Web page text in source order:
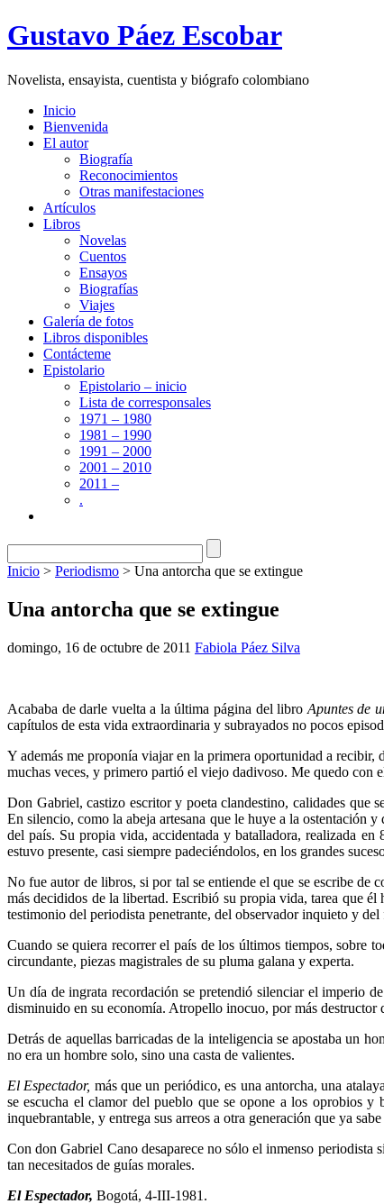
Gustavo Páez Escobar
Novelista, ensayista, cuentista y biógrafo colombiano
Inicio
Bienvenida
El autor
Biografía
Reconocimientos
Otras manifestaciones
Artículos
Libros
Novelas
Cuentos
Ensayos
Biografías
Viajes
Galería de fotos
Libros disponibles
Contácteme
Epistolario
Epistolario – inicio
Lista de corresponsales
1971 – 1980
1981 – 1990
1991 – 2000
2001 – 2010
2011 –
.
Inicio > Periodismo > Una antorcha que se extingue
Una antorcha que se extingue
domingo, 16 de octubre de 2011 Fabiola Páez Silva
Acababa de darle vuelta a la última página del libro Apuntes de
capítulos de esta vida extraordinaria y subrayados no pocos
Y además me proponía viajar en la primera oportunidad a
muchas veces, y primero partió el viejo dadi­voso. Me quedo con
Don Gabriel, castizo escritor y poeta clandestino, calidades que
En silencio, como la abeja artesana que le huye a la ostentación
del país. Su propia vida, accidentada y batalladora, realizada
estuvo presente, casi siempre padeciéndo­los, en los grandes
No fue autor de libros, si por tal se entiende el que se escribe de
más decididos de la libertad. Escribió su propia vida, tarea que
tes­timonio del periodista penetrante, del observador inquieto y
Cuando se quiera recorrer el país de los últimos tiempos, sobre
circundante, piezas magistrales de su pluma ga­lana y experta.
Un día de ingrata recordación se pretendió silenciar el imperio
disminuido en su economía. Atropello inocuo, por más destructor
Detrás de aquellas barricadas de la inteligencia se apostaba un
no era un hombre solo, sino una casta de valien­tes.
El Espectador, más que un periódico, es una antorcha, una
se escucha el clamor del pueblo que se opone a los oprobios
inquebrantable, y entrega sus arreos a otra generación que ya
Con don Gabriel Cano desaparece no sólo el inmenso
tan necesitados de guías morales.
El Espectador, Bogotá, 4-III-1981.